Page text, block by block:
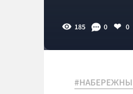
185 0 0